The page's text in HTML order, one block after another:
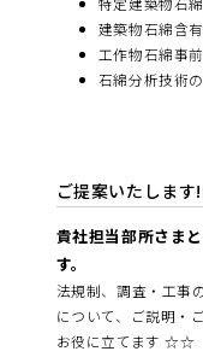
建築物石綿含
工作物石綿事
石綿分析技術
ご提案いたします
貴社担当部所さま
す。
法規制、調査・工事
について、ご説明・
お役に立てます ☆☆